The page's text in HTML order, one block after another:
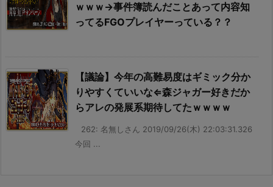
ｗｗｗ→事件簿読んだことあって内容知
ってるFGOプレイヤーっている？？
【議論】今年の高難易度はギミック分か
りやすくていいな⇐森ジャガー好きだか
らアレの発展系期待してたｗｗｗｗ
262: 名無しさん 2019/09/26(木) 22:03:31.326
今回 ...